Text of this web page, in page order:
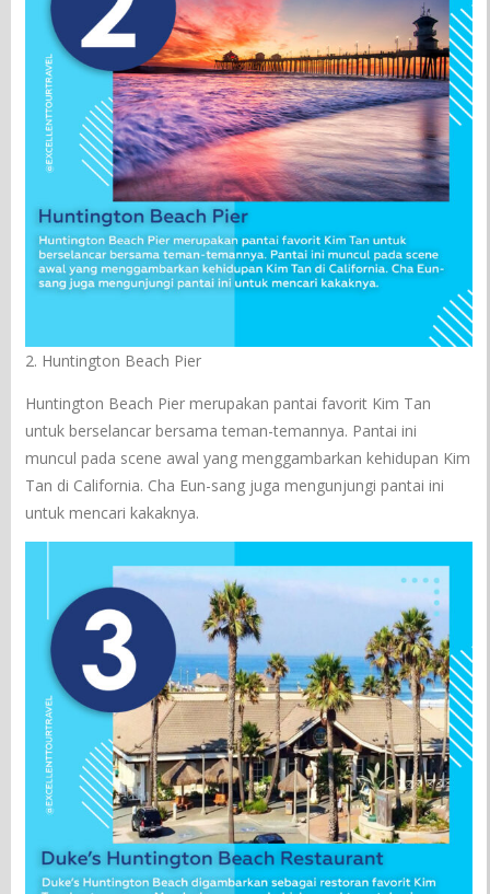
2. Huntington Beach Pier
Huntington Beach Pier merupakan pantai favorit Kim Tan
untuk berselancar bersama teman-temannya. Pantai ini
muncul pada scene awal yang menggambarkan kehidupan Kim
Tan di California. Cha Eun-sang juga mengunjungi pantai ini
untuk mencari kakaknya.